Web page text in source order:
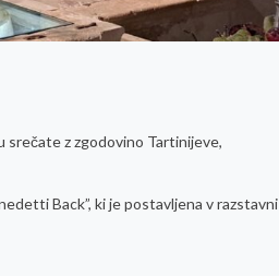
z zgodovino Tartinijeve,
Back”, ki je postavljena v razstavni